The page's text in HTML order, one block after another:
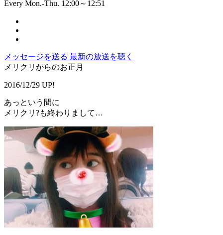
Every Mon.-Thu. 12:00～12:51
メッセージを送る 最新の放送を聴く
メリクリからのお正月
2016/12/29 UP!
あっという間に
メリクリ?も終わりまして…